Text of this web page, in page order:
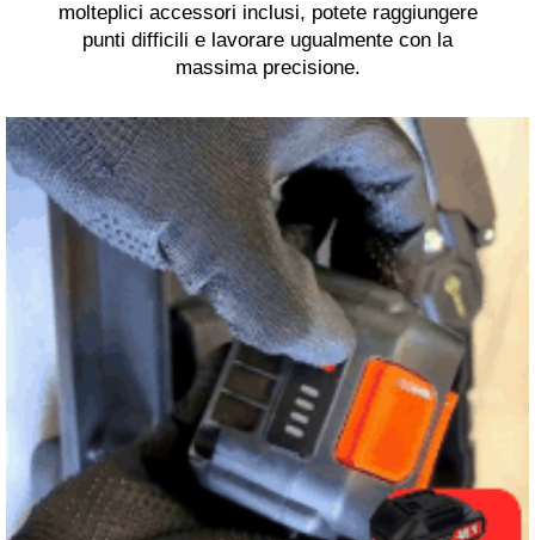
molteplici accessori inclusi, potete raggiungere
punti difficili e lavorare ugualmente con la
massima precisione.